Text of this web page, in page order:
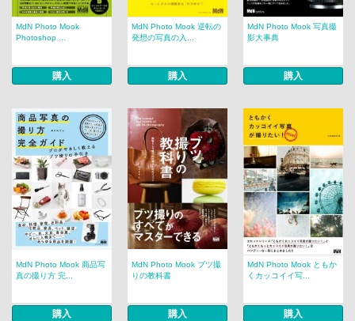
MdN Photo Mook
Photoshop ...
購入
MdN Photo Mook 逆転の
発想の写真の入...
購入
MdN Photo Mook 写真撮
影大事典
購入
MdN Photo Mook 商品写
真の撮り方 完...
購入
MdN Photo Mook ブツ撮
りの教科書
購入
MdN Photo Mook ともか
くカッコイイ写...
購入